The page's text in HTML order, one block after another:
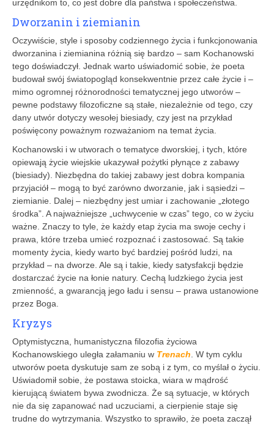
urzędnikom to, co jest dobre dla państwa i społeczeństwa.
Dworzanin i ziemianin
Oczywiście, style i sposoby codziennego życia i funkcjonowania
dworzanina i ziemianina różnią się bardzo – sam Kochanowski
tego doświadczył. Jednak warto uświadomić sobie, że poeta
budował swój światopogląd konsekwentnie przez całe życie i –
mimo ogromnej różnorodności tematycznej jego utworów –
pewne podstawy filozoficzne są stałe, niezależnie od tego, czy
dany utwór dotyczy wesołej biesiady, czy jest na przykład
poświęcony poważnym rozważaniom na temat życia.
Kochanowski i w utworach o tematyce dworskiej, i tych, które
opiewają życie wiejskie ukazywał pożytki płynące z zabawy
(biesiady). Niezbędna do takiej zabawy jest dobra kompania
przyjaciół – mogą to być zarówno dworzanie, jak i sąsiedzi –
ziemianie. Dalej – niezbędny jest umiar i zachowanie „złotego
środka”. A najważniejsze „uchwycenie w czas” tego, co w życiu
ważne. Znaczy to tyle, że każdy etap życia ma swoje cechy i
prawa, które trzeba umieć rozpoznać i zastosować. Są takie
momenty życia, kiedy warto być bardziej pośród ludzi, na
przykład – na dworze. Ale są i takie, kiedy satysfakcji będzie
dostarczać życie na łonie natury. Cechą ludzkiego życia jest
zmienność, a gwarancją jego ładu i sensu – prawa ustanowione
przez Boga.
Kryzys
Optymistyczna, humanistyczna filozofia życiowa
Kochanowskiego uległa załamaniu w Trenach . W tym cyklu
utworów poeta dyskutuje sam ze sobą i z tym, co myślał o życiu.
Uświadomił sobie, że postawa stoicka, wiara w mądrość
kierującą światem bywa zwodnicza. Że są sytuacje, w których
nie da się zapanować nad uczuciami, a cierpienie staje się
trudne do wytrzymania. Wszystko to sprawiło, że poeta zaczął